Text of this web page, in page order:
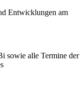
Entwicklungen am
sowie alle Termine der